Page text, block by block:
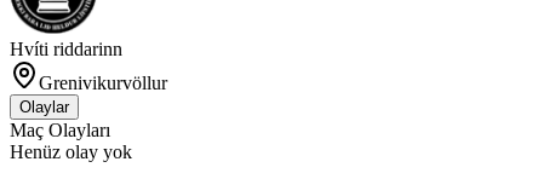
Hvíti riddarinn
Grenivikurvöllur
Olaylar
Maç Olayları
Henüz olay yok